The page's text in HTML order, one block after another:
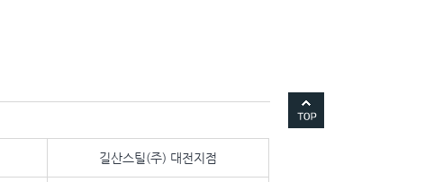
길산스틸(주) 대전지점